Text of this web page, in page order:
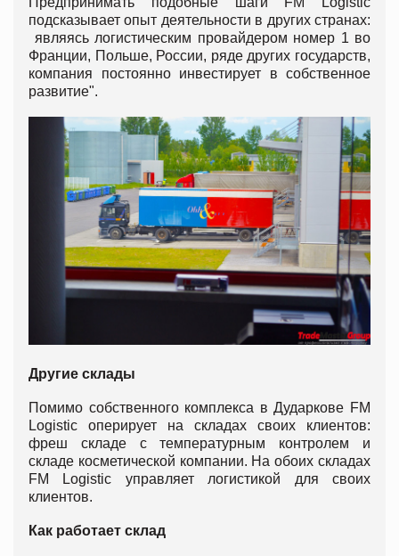
подсказывает опыт деятельности в других странах:
являясь логистическим провайдером номер 1 во
Франции, Польше, России, ряде других государств,
компания постоянно инвестирует в собственное
развитие".
Другие склады
Помимо собственного комплекса в Дударкове FM
Logistic оперирует на складах своих клиентов:
фреш складе с температурным контролем и
складе косметической компании. На обоих складах
FM Logistic управляет логистикой для своих
клиентов.
Как работает склад